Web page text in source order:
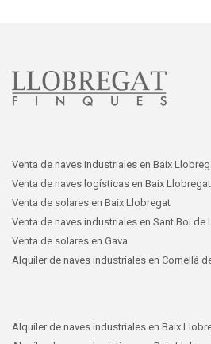
Venta de naves industriales en Baix
Venta de naves logísticas en Baix Llobregat
Venta de solares en Baix Llobregat
Venta de naves industriales en Sant Boi de
Venta de solares en Gava
Alquiler de naves industriales en Cornellá
Alquiler de naves industriales en Baix